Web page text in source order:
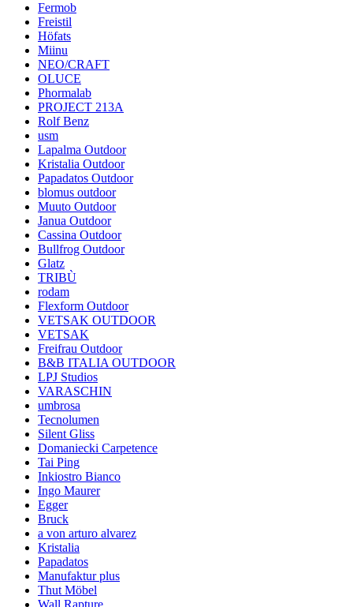
Fermob
Freistil
Höfats
Miinu
NEO/CRAFT
OLUCE
Phormalab
PROJECT 213A
Rolf Benz
usm
Lapalma Outdoor
Kristalia Outdoor
Papadatos Outdoor
blomus outdoor
Muuto Outdoor
Janua Outdoor
Cassina Outdoor
Bullfrog Outdoor
Glatz
TRIBÙ
rodam
Flexform Outdoor
VETSAK OUTDOOR
VETSAK
Freifrau Outdoor
B&B ITALIA OUTDOOR
LPJ Studios
VARASCHIN
umbrosa
Tecnolumen
Silent Gliss
Domaniecki Carpetence
Tai Ping
Inkiostro Bianco
Ingo Maurer
Egger
Bruck
a von arturo alvarez
Kristalia
Papadatos
Manufaktur plus
Thut Möbel